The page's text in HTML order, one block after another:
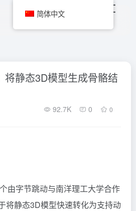
将静态3D模型生成骨骼结
92.7K 0 0
由字节跳动与南洋理工大学合作
将静态3D模型快速转化为支持动
简体中文